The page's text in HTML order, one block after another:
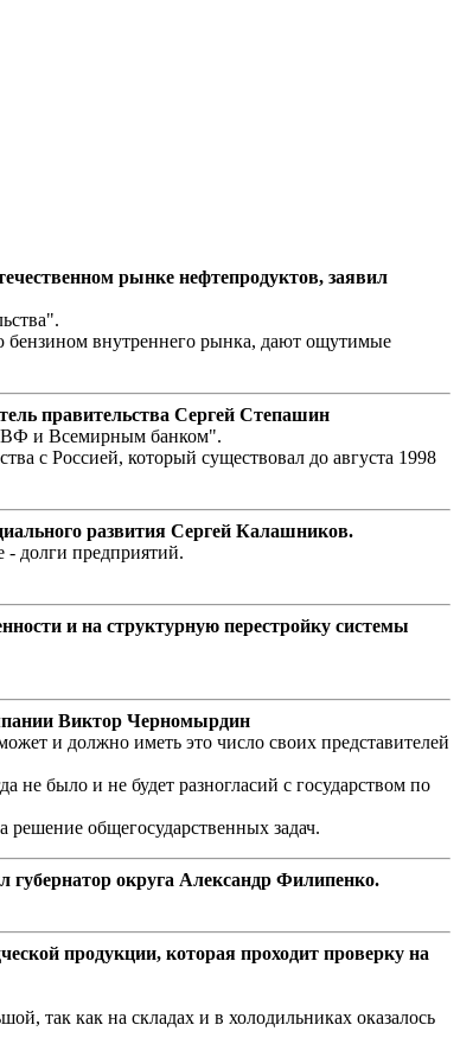
рынке нефтепродуктов, заявил
бензином внутреннего рынка, дают ощутимые
правительства Сергей Степашин
МВФ и Всемирным банком".
с Россией, который существовал до августа 1998
развития Сергей Калашников.
- долги предприятий.
и на структурную перестройку системы
Виктор Черномырдин
и должно иметь это число своих представителей
было и не будет разногласий с государством по
решение общегосударственных задач.
округа Александр Филипенко.
продукции, которая проходит проверку на
так как на складах и в холодильниках оказалось